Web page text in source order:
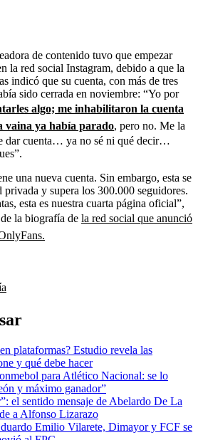
de contenido tuvo que empezar
la red social Instagram, debido a que la
indicó que su cuenta, con más de tres
sido cerrada en noviembre: “Yo por
algo; me inhabilitaron la cuenta
vaina ya había parado, pero no. Me la
dar cuenta… ya no sé ni qué decir…
una nueva cuenta. Sin embargo, esta se
privada y supera los 300.000 seguidores.
esta es nuestra cuarta página oficial”,
la biografía de la red social que anunció
plataformas? Estudio revela las
y qué debe hacer
para Atlético Nacional: se lo
y máximo ganador”
el sentido mensaje de Abelardo De La
a Alfonso Lizarazo
Emilio Vilarete, Dimayor y FCF se